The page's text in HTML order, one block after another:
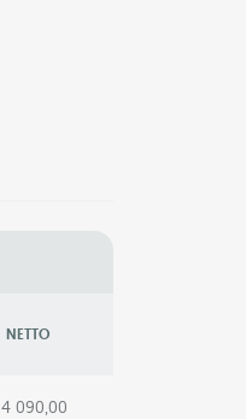
NETTO
4 090,00